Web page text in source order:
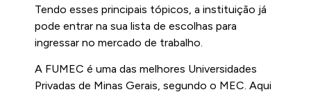
Tendo esses principais tópicos, a instituição já
pode entrar na sua lista de escolhas para
ingressar no mercado de trabalho.
A FUMEC é uma das melhores Universidades
Privadas de Minas Gerais, segundo o MEC. Aqui